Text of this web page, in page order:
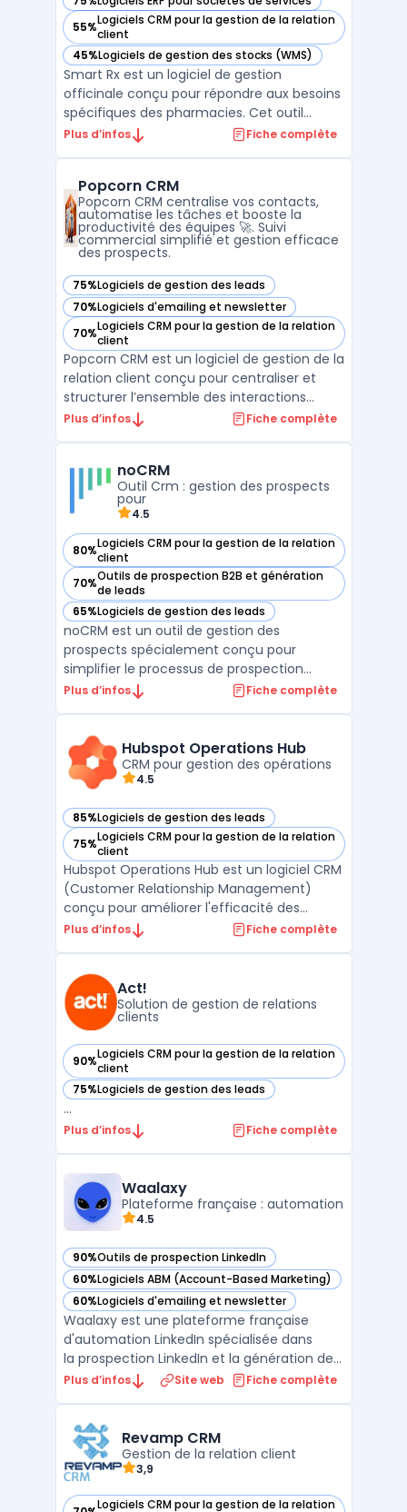
— voir Smart Rx dans cette catégorie
55%Logiciels CRM pour la gestion de la relation
client
— voir Smart Rx dans cette catégorie
45%Logiciels de gestion des stocks (WMS)
— voir Smart Rx dans cette catégorie
Smart Rx est un logiciel de gestion
officinale conçu pour répondre aux besoins
spécifiques des pharmacies. Cet outil
accompagne les professionnels de santé
en centralisant les informations
essentielles. Grâce à ses ...
Plus d’infos Fiche complète
Popcorn CRM
Popcorn CRM centralise vos contacts,
automatise les tâches et booste la
productivité des équipes 🚀. Suivi
commercial simplifié et gestion efficace
des prospects.
75%Logiciels de gestion des leads
— voir Popcorn CRM dans cette catégorie
70%Logiciels d'emailing et newsletter
— voir Popcorn CRM dans cette catégorie
70%Logiciels CRM pour la gestion de la relation
client
— voir Popcorn CRM dans cette catégorie
Popcorn CRM est un logiciel de gestion de la
relation client conçu pour centraliser et
structurer l’ensemble des interactions
commerciales des entreprises. Ce logiciel
leurs besoins quotidiens de suivi client, tout
en ...
Plus d’infos Fiche complète
noCRM
Outil Crm : gestion des prospects
pour
4.5
80%Logiciels CRM pour la gestion de la relation
client
— voir noCRM dans cette catégorie
70%Outils de prospection B2B et génération
de leads
— voir noCRM dans cette catégorie
65%Logiciels de gestion des leads
— voir noCRM dans cette catégorie
noCRM est un outil de gestion des
prospects spécialement conçu pour
simplifier le processus de prospection
commerciale. Contrairement aux CRM
des opportunités commerciales, en évitant
la complexité souvent associée aux s ...
Plus d’infos Fiche complète
Hubspot Operations Hub
CRM pour gestion des opérations
4.5
85%Logiciels de gestion des leads
— voir Hubspot Operations Hub dans cette catégorie
75%Logiciels CRM pour la gestion de la relation
client
— voir Hubspot Operations Hub dans cette catégorie
Hubspot Operations Hub est un logiciel CRM
(Customer Relationship Management)
conçu pour améliorer l'efficacité des
opérations commerciales et de gestion des
DirCo, DirLogistique, DG, PDG et
indépendants. Hubspot Ope ...
Plus d’infos Fiche complète
Act!
Solution de gestion de relations
clients
90%Logiciels CRM pour la gestion de la relation
client
— voir Act! dans cette catégorie
75%Logiciels de gestion des leads
— voir Act! dans cette catégorie
...
Plus d’infos Fiche complète
Waalaxy
Plateforme française : automation
4.5
90%Outils de prospection LinkedIn
— voir Waalaxy dans cette catégorie
60%Logiciels ABM (Account-Based Marketing)
— voir Waalaxy dans cette catégorie
60%Logiciels d'emailing et newsletter
— voir Waalaxy dans cette catégorie
Waalaxy est une plateforme française
d'automation LinkedIn spécialisée dans
la prospection LinkedIn et la génération de
leads B2B. Elle centralise l'automatisation
extension Chrome intégrée. La solu ...
Plus d’infos Site web Fiche complète
Revamp CRM
Gestion de la relation client
3,9
Logiciels CRM pour la gestion de la relation